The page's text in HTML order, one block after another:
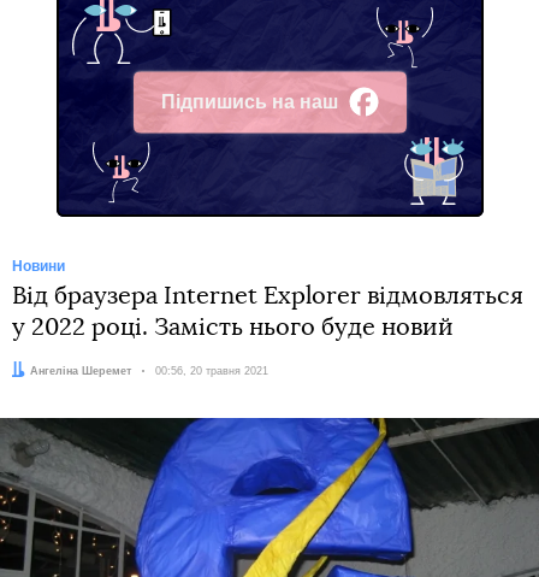
Підпишись на наш
Facebook
Новини
Від браузера Internet Explorer відмовляться
у 2022 році. Замість нього буде новий
Автор:
Ангеліна Шеремет Дата:
00:56, 20 травня 2021